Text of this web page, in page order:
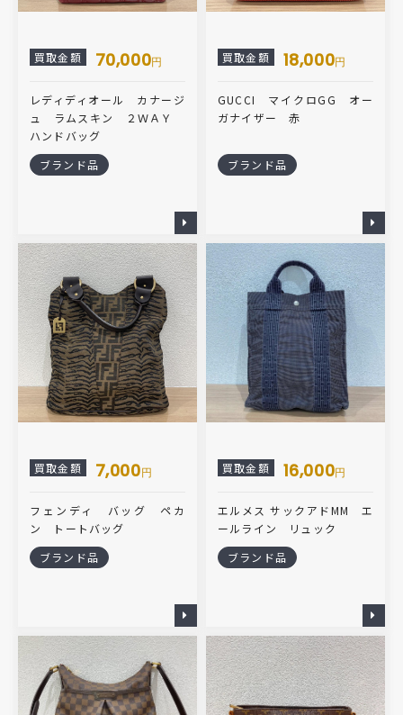
買取金額 70,000円
レディディオール カナージ
ュ ラムスキン ２ＷＡＹ
ハンドバッグ
ブランド品
買取金額 18,000円
GUCCI マイクロGG オー
ガナイザー 赤
ブランド品
買取金額 7,000円
フェンディ バッグ ペカ
ン トートバッグ
ブランド品
買取金額 16,000円
エルメス サックアドMM エ
ールライン リュック
ブランド品